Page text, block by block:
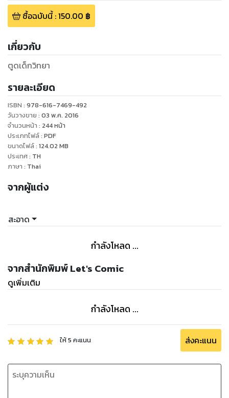
ซื้อฉบับนี้:150.00 ฿
เกี่ยวกับ
ตูดเด็กวิทยา
รายละเอียด
ISBN : 978-616-7469-492
วันวางขาย : 03 พ.ค. 2016
จำนวนหน้า : 244หน้า
ประเภทไฟล์: PDF
ขนาดไฟล์: 124.02 MB
ประเทศ: TH
ภาษา : Thai
จากผู้แต่ง
สะอาด
กำลังโหลด ...
จากสำนักพิมพ์ Let's Comic
ดูเพิ่มเติม
กำลังโหลด ...
ให้5 คะแนน ส่งคะแนน